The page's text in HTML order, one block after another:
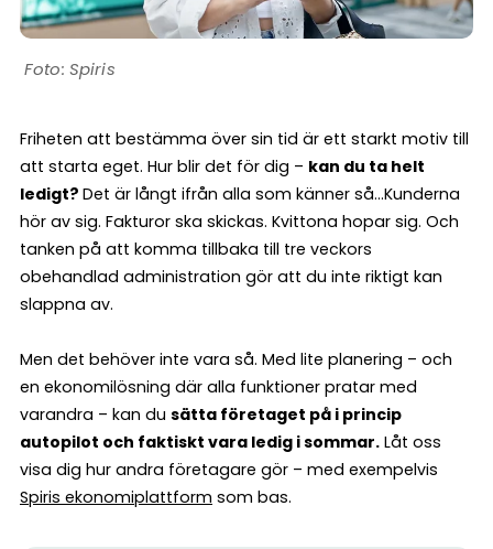
Spiris
Friheten att bestämma över sin tid är ett starkt motiv till
att starta eget. Hur blir det för dig – kan du ta helt
ledigt? Det är långt ifrån alla som känner så…Kunderna
hör av sig. Fakturor ska skickas. Kvittona hopar sig. Och
tanken på att komma tillbaka till tre veckors
obehandlad administration gör att du inte riktigt kan
slappna av.
Men det behöver inte vara så. Med lite planering – och
en ekonomilösning där alla funktioner pratar med
varandra – kan du sätta företaget på i princip
autopilot och faktiskt vara ledig i sommar. Låt oss
visa dig hur andra företagare gör – med exempelvis
Spiris ekonomiplattform som bas.